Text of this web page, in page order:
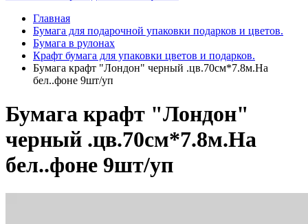
Главная
Бумага для подарочной упаковки подарков и цветов.
Бумага в рулонах
Крафт бумага для упаковки цветов и подарков.
Бумага крафт "Лондон" черный .цв.70см*7.8м.На
бел..фоне 9шт/уп
Бумага крафт "Лондон"
черный .цв.70см*7.8м.На
бел..фоне 9шт/уп